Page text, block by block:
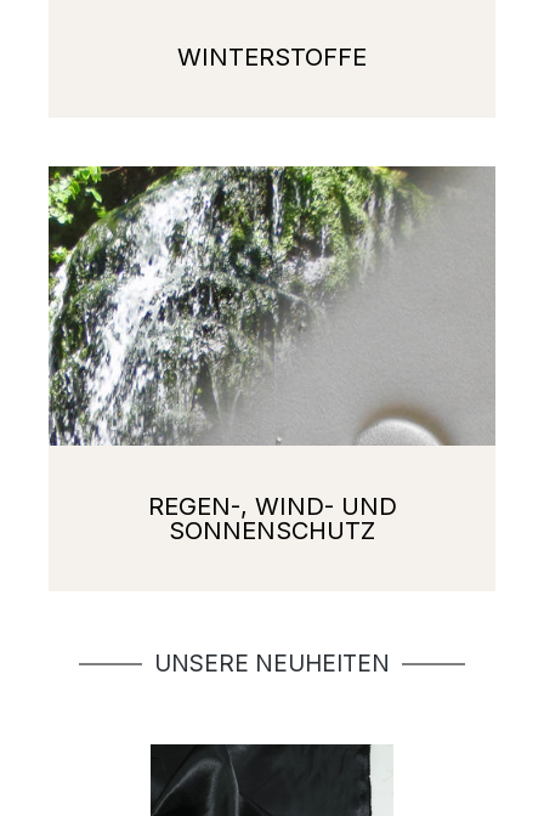
WINTERSTOFFE
REGEN-, WIND- UND
SONNENSCHUTZ
Produktgalerie überspringen
UNSERE NEUHEITEN